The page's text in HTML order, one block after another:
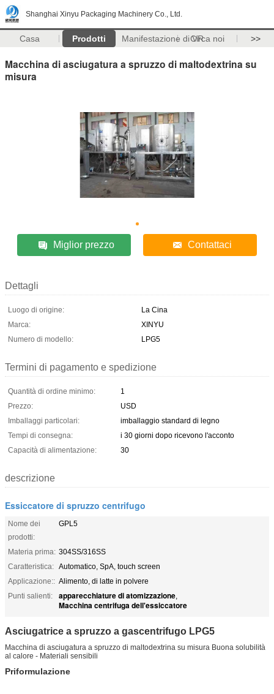
Shanghai Xinyu Packaging Machinery Co., Ltd.
Casa Prodotti Manifestazione di VRCirca noi >>
Macchina di asciugatura a spruzzo di maltodextrina su
misura
Miglior prezzo Contattaci
Dettagli
Luogo di origine:
La Cina
Marca:
XINYU
Numero di modello:
LPG5
Termini di pagamento e spedizione
Quantità di ordine minimo:
1
Prezzo:
USD
Imballaggi particolari:
imballaggio standard di legno
Tempi di consegna:
i 30 giorni dopo ricevono l'acconto
Capacità di alimentazione:
30
descrizione
Essiccatore di spruzzo centrifugo
Nome dei
prodotti:
GPL5
Materia prima: 304SS/316SS
Caratteristica: Automatico, SpA, touch screen
Applicazione:: Alimento, di latte in polvere
Punti salienti:
apparecchiature di atomizzazione,
Macchina centrifuga dell'essiccatore
Asciugatrice a spruzzo a gascentrifugo LPG5
Macchina di asciugatura a spruzzo di maltodextrina su misura Buona solubilità
al calore - Materiali sensibili
Priformulazione